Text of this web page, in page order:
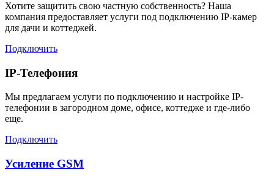
Хотите защитить свою частную собственность? Наша
компания предоставляет услуги под подключению IP-камер
для дачи и коттеджей.
Подключить
IP-Телефония
Мы предлагаем услуги по подключению и настройке IP-
телефонии в загородном доме, офисе, коттедже и где-либо
еще.
Подключить
Усиление GSM